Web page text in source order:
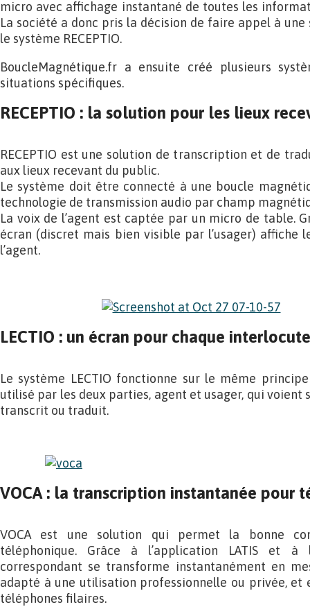
micro avec affichage instantané de toutes les
La société a donc pris la décision de faire appel à une
le système RECEPTIO.
BoucleMagnétique.fr a ensuite créé plusieurs
situations spécifiques.
RECEPTIO : la solution pour les lieux
RECEPTIO est une solution de transcription et de
aux lieux recevant du public.
Le système doit être connecté à une boucle
technologie de transmission audio par champ
La voix de l’agent est captée par un micro de table.
écran (discret mais bien visible par l’usager) affiche
l’agent.
LECTIO : un écran pour chaque
Le système LECTIO fonctionne sur le même
utilisé par les deux parties, agent et usager, qui
transcrit ou traduit.
VOCA : la transcription instantanée pour
VOCA est une solution qui permet la bonne
téléphonique. Grâce à l’application LATIS et
correspondant se transforme instantanément en
adapté à une utilisation professionnelle ou privée, et
téléphones filaires.